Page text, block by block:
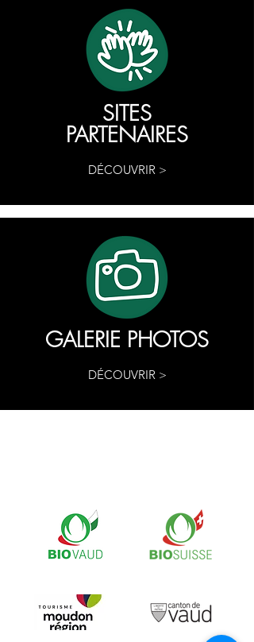
SITES
PARTENAIRES
DÉCOUVRIR >
GALERIE PHOTOS
DÉCOUVRIR >